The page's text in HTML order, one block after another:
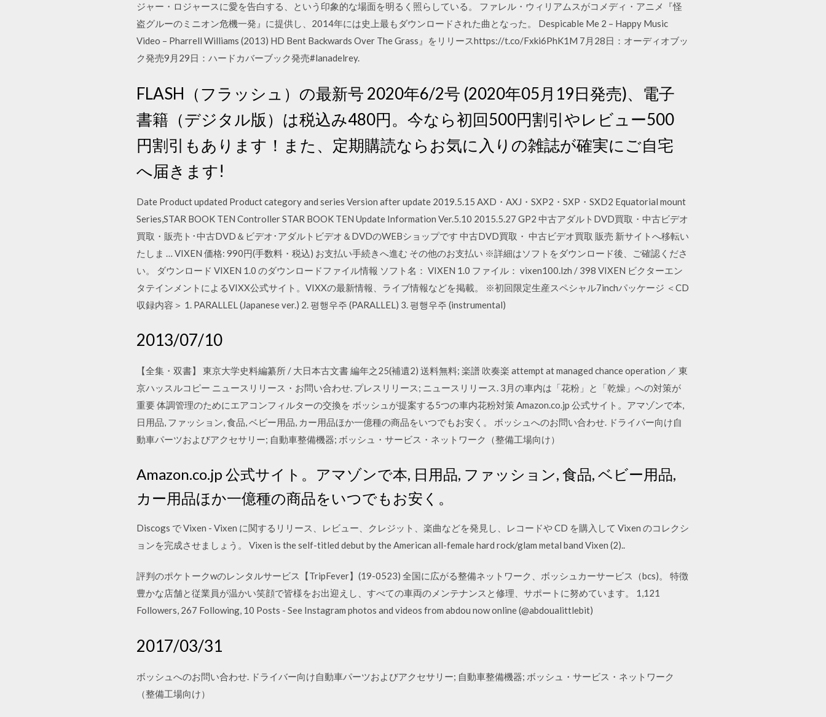
ジャー・ロジャースに愛を告白する、という印象的な場面を明るく照らしている。 ファレル・ウィリアムスがコメディ・アニメ『怪
盗グルーのミニオン危機一発』に提供し、2014年には史上最もダウンロードされた曲となった。 Despicable Me 2 – Happy Music
Video – Pharrell Williams (2013) HD Bent Backwards Over The Grass』をリリースhttps://t.co/Fxki6PhK1M 7月28日：オーディオブッ
ク発売9月29日：ハードカバーブック発売#lanadelrey.
FLASH（フラッシュ）の最新号 2020年6/2号 (2020年05月19日発売)、電子
書籍（デジタル版）は税込み480円。今なら初回500円割引やレビュー500
円割引もあります！また、定期購読ならお気に入りの雑誌が確実にご自宅
へ届きます!
Date Product updated Product category and series Version after update 2019.5.15 AXD・AXJ・SXP2・SXP・SXD2 Equatorial mount
Series,STAR BOOK TEN Controller STAR BOOK TEN Update Information Ver.5.10 2015.5.27 GP2 中古アダルトDVD買取・中古ビデオ
買取・販売ト･中古DVD＆ビデオ･アダルトビデオ＆DVDのWEBショップです 中古DVD買取・ 中古ビデオ買取 販売 新サイトへ移転い
たしま … VIXEN 価格: 990円(手数料・税込) お支払い手続きへ進む その他のお支払い ※詳細はソフトをダウンロード後、ご確認くださ
い。 ダウンロード VIXEN 1.0 のダウンロードファイル情報 ソフト名： VIXEN 1.0 ファイル： vixen100.lzh / 398 VIXEN ビクターエン
タテインメントによるVIXX公式サイト。VIXXの最新情報、ライブ情報などを掲載。 ※初回限定生産スペシャル7inchパッケージ ＜CD
収録内容＞ 1. PARALLEL (Japanese ver.) 2. 평행우주 (PARALLEL) 3. 평행우주 (instrumental)
2013/07/10
【全集・双書】 東京大学史料編纂所 / 大日本古文書 編年之25(補遺2) 送料無料; 楽譜 吹奏楽 attempt at managed chance operation ／ 東
京ハッスルコピー ニュースリリース・お問い合わせ. プレスリリース; ニュースリリース. 3月の車内は「花粉」と「乾燥」への対策が
重要 体調管理のためにエアコンフィルターの交換を ボッシュが提案する5つの車内花粉対策 Amazon.co.jp 公式サイト。アマゾンで本,
日用品, ファッション, 食品, ベビー用品, カー用品ほか一億種の商品をいつでもお安く。 ボッシュへのお問い合わせ. ドライバー向け自
動車パーツおよびアクセサリー; 自動車整備機器; ボッシュ・サービス・ネットワーク（整備工場向け）
Amazon.co.jp 公式サイト。アマゾンで本, 日用品, ファッション, 食品, ベビー用品,
カー用品ほか一億種の商品をいつでもお安く。
Discogs で Vixen - Vixen に関するリリース、レビュー、クレジット、楽曲などを発見し、レコードや CD を購入して Vixen のコレクシ
ョンを完成させましょう。 Vixen is the self-titled debut by the American all-female hard rock/glam metal band Vixen (2)..
評判のポケトークwのレンタルサービス【TripFever】(19-0523) 全国に広がる整備ネットワーク、ボッシュカーサービス（bcs)。 特徴
豊かな店舗と従業員が温かい笑顔で皆様をお出迎えし、すべての車両のメンテナンスと修理、サポートに努めています。 1,121
Followers, 267 Following, 10 Posts - See Instagram photos and videos from abdou now online (@abdoualittlebit)
2017/03/31
ボッシュへのお問い合わせ. ドライバー向け自動車パーツおよびアクセサリー; 自動車整備機器; ボッシュ・サービス・ネットワーク
（整備工場向け）